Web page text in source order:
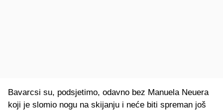
Bavarcsi su, podsjetimo, odavno bez Manuela Neuera
koji je slomio nogu na skijanju i neće biti spreman još